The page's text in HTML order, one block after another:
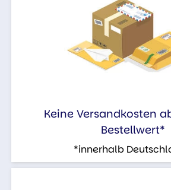
Keine Versandkosten
Bestellwert*
*innerhalb